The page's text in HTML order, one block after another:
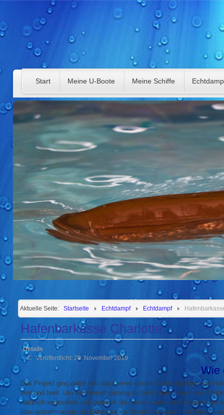
Start Meine U-Boote Meine Schiffe
Aktuelle Seite: Startseite Echtdampf Echtdampf
Hafenbarkasse Charlotte
Details
Veröffentlicht: 20. November 2019
Wie
Das Projekt ging damit los, dass eines unsere Clubmitglieder eine
weit und breit. Um den Rumpf günstig zu bekommen musste er 3
natürlich angesehen und gemeint: da passt ja auch eine
Idee geboren wurde die Barkasse als Projekt zu bauen, mit Elektro-